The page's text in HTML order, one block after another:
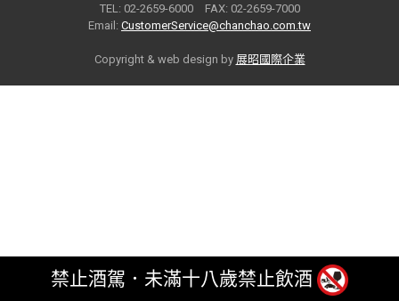
TEL: 02-2659-6000 FAX: 02-2659-7000
Email: CustomerService@chanchao.com.tw
Copyright & web design by 展昭國際企業
禁止酒駕．未滿十八歲禁止飲酒